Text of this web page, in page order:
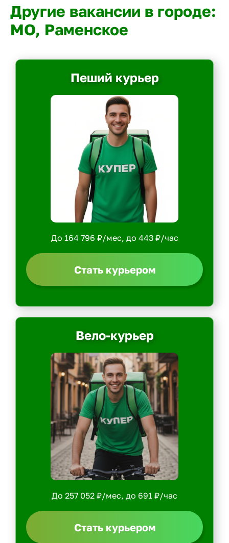
Другие вакансии в городе:
МО, Раменское
Пеший курьер
До 164 796 ₽/мес, до 443 ₽/час
Стать курьером
Вело-курьер
До 257 052 ₽/мес, до 691 ₽/час
Стать курьером